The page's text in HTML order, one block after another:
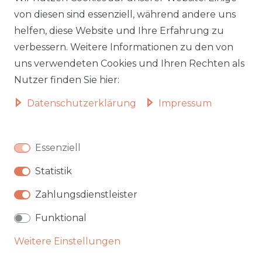
Lieferzeiten
Zahlungsarten
Widerrufsformular
Informationen zu Elektro-
Impressum
AGB
Datenschutz
Vertrag widerrufen
Autobetten
Hochbetten
Badmöbel
Garten & Outdoor
von diesen sind essenziell, während andere uns
helfen, diese Website und Ihre Erfahrung zu
verbessern. Weitere Informationen zu den von
uns verwendeten Cookies und Ihren Rechten als
Nutzer finden Sie hier:
Daten­schutz­erklärung Impressum
Essenziell
Statistik
Zahlungsdienstleister
Funktional
Weitere Einstellungen